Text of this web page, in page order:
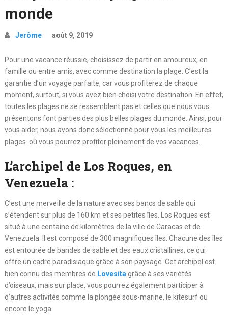
monde
Jerôme août 9, 2019
Pour une vacance réussie, choisissez de partir en amoureux, en
famille ou entre amis, avec comme destination la plage. C’est la
garantie d’un voyage parfaite, car vous profiterez de chaque
moment, surtout, si vous avez bien choisi votre destination. En effet,
toutes les plages ne se ressemblent pas et celles que nous vous
présentons font parties des plus belles plages du monde. Ainsi, pour
vous aider, nous avons donc sélectionné pour vous les meilleures
plages où vous pourrez profiter pleinement de vos vacances.
L’archipel de Los Roques, en
Venezuela :
C’est une merveille de la nature avec ses bancs de sable qui
s’étendent sur plus de 160 km et ses petites îles. Los Roques est
situé à une centaine de kilomètres de la ville de Caracas et de
Venezuela. Il est composé de 300 magnifiques îles. Chacune des îles
est entourée de bandes de sable et des eaux cristallines, ce qui
offre un cadre paradisiaque grâce à son paysage. Cet archipel est
bien connu des membres de Lovesita grâce à ses variétés
d’oiseaux, mais sur place, vous pourrez également participer à
d’autres activités comme la plongée sous-marine, le kitesurf ou
encore le yoga.